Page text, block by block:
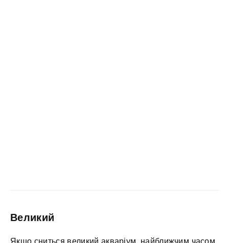
Великий
Якщо сниться великий акваріум, найближчим часом